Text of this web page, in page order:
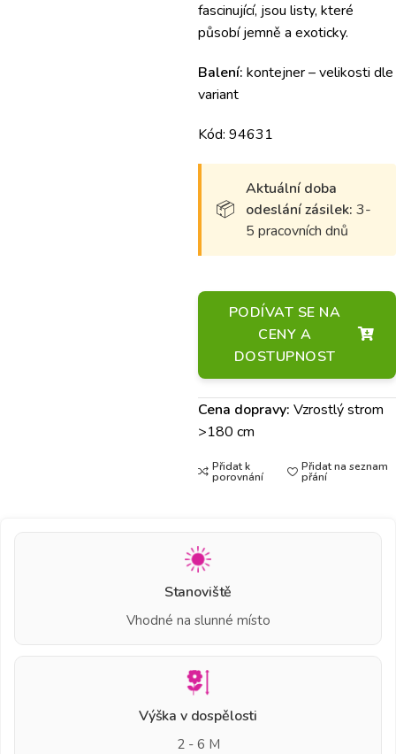
fascinující, jsou listy, které
působí jemně a exoticky.
Balení: kontejner – velikosti dle
variant
Kód: 94631
Aktuální doba
odeslání zásilek: 3-
5 pracovních dnů
PODÍVAT SE NA
CENY A
DOSTUPNOST
Cena dopravy: Vzrostlý strom
>180 cm
Přidat k
porovnání
Přidat na seznam
přání
Stanoviště
Vhodné na slunné místo
Výška v dospělosti
2 - 6 M